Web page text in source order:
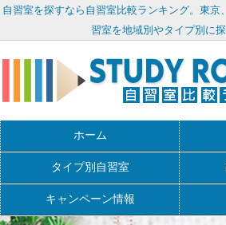
自習室を探すなら自習室比較ランキング。東京
習室を地域別やタイプ別に探
ホーム
タイプ別自習室
キャンペーン情報